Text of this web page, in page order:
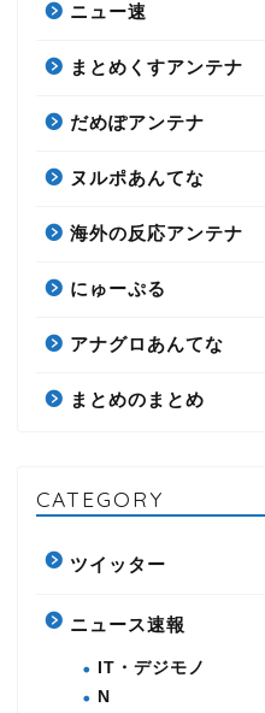
ニュー速
まとめくすアンテナ
だめぽアンテナ
ヌルポあんてな
海外の反応アンテナ
にゅーぷる
アナグロあんてな
まとめのまとめ
CATEGORY
ツイッター
ニュース速報
IT・デジモノ
N